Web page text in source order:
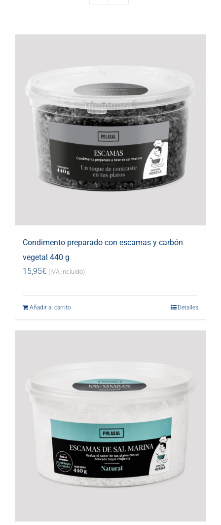
Condimento preparado con escamas y carbón
vegetal 440 g
15,95€ (IVA incluido)
Añadir al carrito Detalles